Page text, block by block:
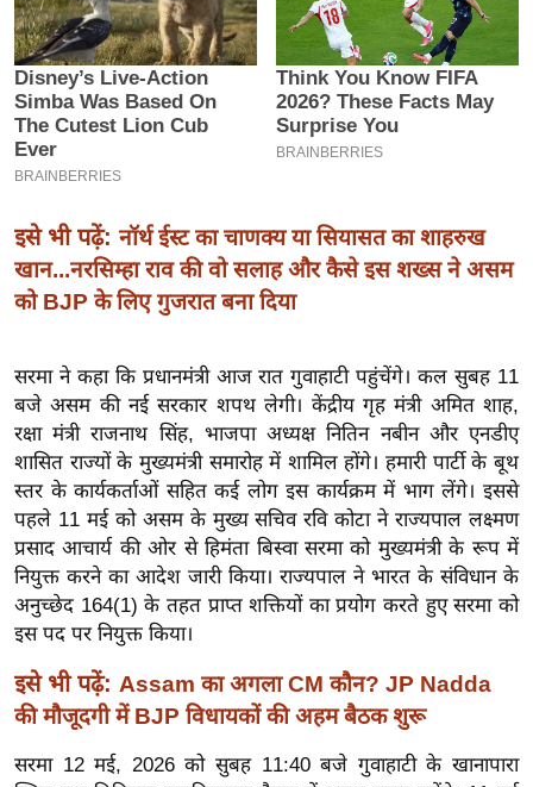
इ
म
ई
-
पे
र
मि
सा
बे
मि
सा
ल
श
ख्सि
य
त
यं
ग
इं
या
इसे भी पढ़ें: नॉर्थ ईस्ट का चाणक्य या सियासत का शाहरुख
खान...नरसिम्हा राव की वो सलाह और कैसे इस शख्स ने असम
को BJP के लिए गुजरात बना दिया
सरमा ने कहा कि प्रधानमंत्री आज रात गुवाहाटी पहुंचेंगे। कल सुबह 11
बजे असम की नई सरकार शपथ लेगी। केंद्रीय गृह मंत्री अमित शाह,
रक्षा मंत्री राजनाथ सिंह, भाजपा अध्यक्ष नितिन नबीन और एनडीए
शासित राज्यों के मुख्यमंत्री समारोह में शामिल होंगे। हमारी पार्टी के बूथ
स्तर के कार्यकर्ताओं सहित कई लोग इस कार्यक्रम में भाग लेंगे। इससे
पहले 11 मई को असम के मुख्य सचिव रवि कोटा ने राज्यपाल लक्ष्मण
प्रसाद आचार्य की ओर से हिमंता बिस्वा सरमा को मुख्यमंत्री के रूप में
नियुक्त करने का आदेश जारी किया। राज्यपाल ने भारत के संविधान के
अनुच्छेद 164(1) के तहत प्राप्त शक्तियों का प्रयोग करते हुए सरमा को
इस पद पर नियुक्त किया।
इसे भी पढ़ें: Assam का अगला CM कौन? JP Nadda
की मौजूदगी में BJP विधायकों की अहम बैठक शुरू
सरमा 12 मई, 2026 को सुबह 11:40 बजे गुवाहाटी के खानापारा